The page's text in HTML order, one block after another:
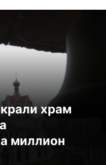
храм
миллион